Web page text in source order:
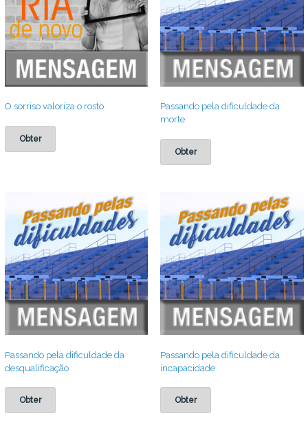
O sorriso valoriza o rosto
Obter
Passando pela dificuldade da
morte
Obter
Passando pela dificuldade da
desqualificação
Obter
Passando pela dificuldade da
incapacidade
Obter